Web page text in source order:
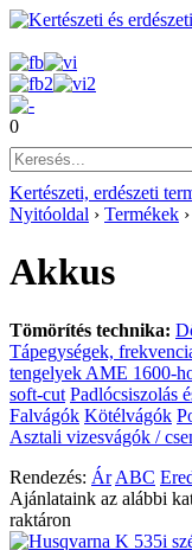
0
Kertészeti, erdészeti
Nyitóoldal › Termékek ›
Akkus
Tömörítés technika:
Tápegységek,
tengelyek AME 1600-
soft-cut Padlócsiszolás
Falvágók Kötélvágók
Asztali vizesvágók /
Rendezés: Ár ABC
Ajánlataink az alábbi
raktáron